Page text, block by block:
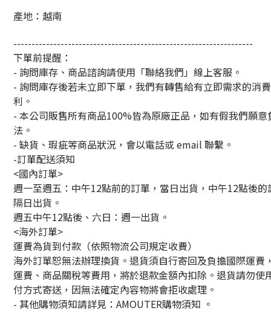
產地：越南
------------------------------------------------------------------
下單前提醒：
- 詢問庫存、商品諮詢請使用「聯絡我們」線上客服。
- 詢問庫存後若未立即下單，我們有轉售給有立即需求的消
利。
- 本公司販售所有商品100%皆為原廠正品，如有假我們願意
法。
- 缺貨、瑕疵等商品狀況，會以電話或 email 聯繫。
-訂單配送須知
<國內訂單>
週一至週五：中午12點前的訂單，當日出貨，中午12點後的
隔日出貨。
週五中午12點後、六日：週一出貨。
<海外訂單>
運費為貨到付款（依照物流公司規定收費）
海外訂單恕無法辦理換貨。退貨須自行寄回及負擔國際運費
運費、商品關稅等費用，將於退款金額內扣除。退貨請勿使
付方式寄送，因無法確定內容物將會拒收處理。
- 其他購物須知請詳見： AMOUTER購物須知 。